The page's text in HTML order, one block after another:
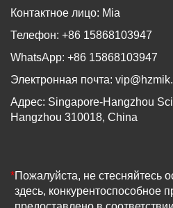
Контактное лицо: Mia
Телефон: +86 15868103947
WhatsApp: +86 15868103947
Электронная почта:
Адрес: Singapore-Hangzhou
Hangzhou 310018, China
*Пожалуйста, не стесняйтесь
здесь, конкурентоспособное